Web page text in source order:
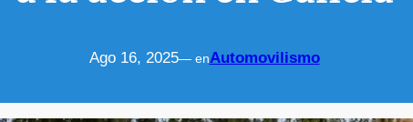
Ago 16, 2025— enAutomovilismo